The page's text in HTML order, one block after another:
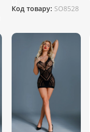
Код товару: SO8528